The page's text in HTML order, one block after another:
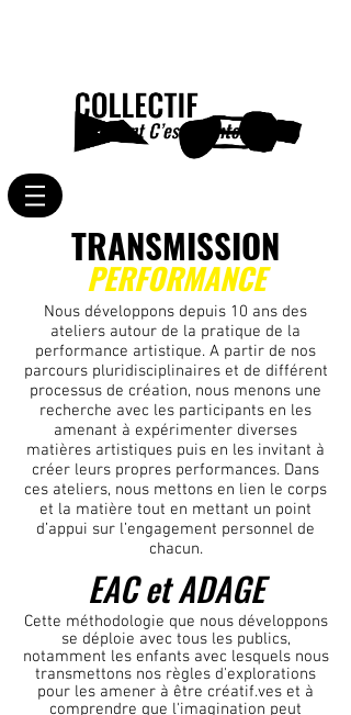
TRANSMISSION
PERFORMANCE
Nous développons depuis 10 ans des
ateliers autour de la pratique de la
performance artistique. A partir de nos
parcours pluridisciplinaires et de différent
processus de création, nous menons une
recherche avec les participants en les
amenant à expérimenter diverses
matières artistiques puis en les invitant à
créer leurs propres performances. Dans
ces ateliers, nous mettons en lien le corps
et la matière tout en mettant un point
d’appui sur l’engagement personnel de
chacun.
EAC et ADAGE
Cette méthodologie que nous développons
se déploie avec tous les publics,
notamment les enfants avec lesquels nous
transmettons nos règles d'explorations
pour les amener à être créatif.ves et à
comprendre que l'imagination peut